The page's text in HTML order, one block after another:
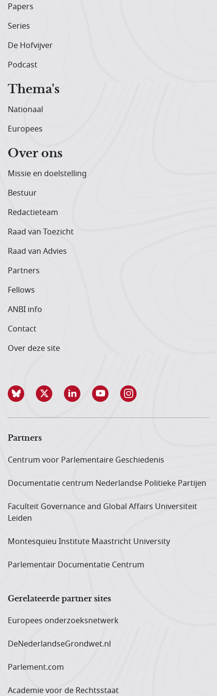
Papers
Series
De Hofvijver
Podcast
Thema's
Nationaal
Europees
Over ons
Missie en doelstelling
Bestuur
Redactieteam
Raad van Toezicht
Raad van Advies
Partners
Fellows
ANBI info
Contact
Over deze site
Partners
Centrum voor Parlementaire Geschiedenis
Documentatie centrum Neder­landse Politieke Partijen
Faculteit Governance and Global Affairs Universiteit
Leiden
Montesquieu Institute Maastricht University
Parlementair Documentatie Centrum
Gerelateerde partner sites
Europees onderzoeks­netwerk
DeNederlandseGrondwet.nl
Parlement.com
Academie voor de Rechtsstaat